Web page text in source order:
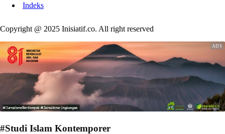
Indeks
Copyright @ 2025 Inisiatif.co. All right reserved
#Studi Islam Kontemporer